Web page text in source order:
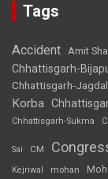
Tags
Accident Amit
Chhattisgarh-
Chhattisgarh-
Korba
Chhattisgarh-Sukma
Sai CM
Kejriwal mohan